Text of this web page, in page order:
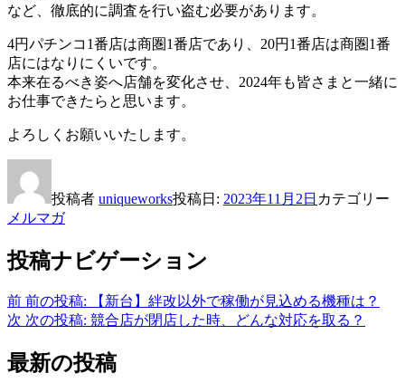
など、徹底的に調査を行い盗む必要があります。
4円パチンコ1番店は商圏1番店であり、20円1番店は商圏1番
店にはなりにくいです。
本来在るべき姿へ店舗を変化させ、2024年も皆さまと一緒に
お仕事できたらと思います。
よろしくお願いいたします。
投稿者 uniqueworks投稿日: 2023年11月2日 カテゴリー
メルマガ
投稿ナビゲーション
前 前の投稿:
【新台】絆改以外で稼働が見込める機種は？
次 次の投稿: 競合店が閉店した時、どんな対応を取る？
最新の投稿